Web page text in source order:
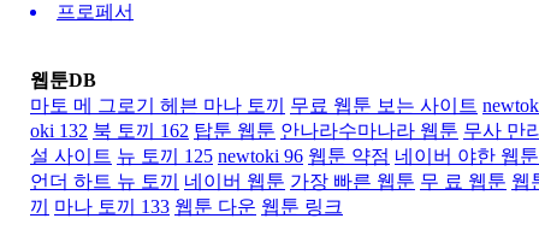
프로페서
웹툰DB
마토 메 그로기 헤븐 마나 토끼
무료 웹툰 보는 사이트
oki 132 북 토끼 162 탑툰 웹툰 안나라수마나라 웹툰 무사 만
설 사이트 뉴 토끼 125 newtoki 96 웹툰 약점 네이버 야한 웹툰
언더 하트 뉴 토끼
네이버 웹툰 가장 빠른 웹툰 무 료 웹툰 웹
끼
마나 토끼 133 웹툰 다운 웹툰 링크